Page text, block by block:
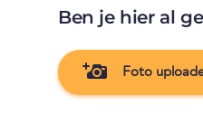
Ben je hier al
Foto